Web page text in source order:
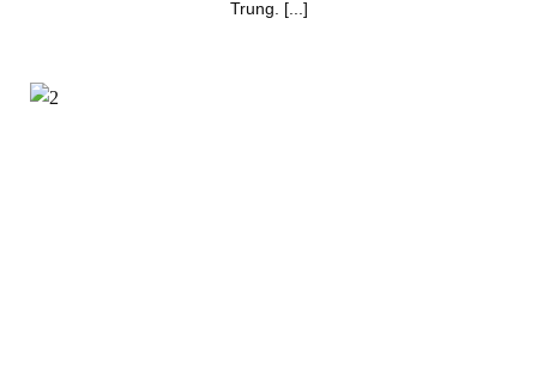
Trung. [...]